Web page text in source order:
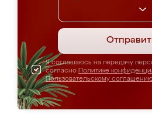
Я соглашаюсь на передачу
согласно Политике
Пользовательскому